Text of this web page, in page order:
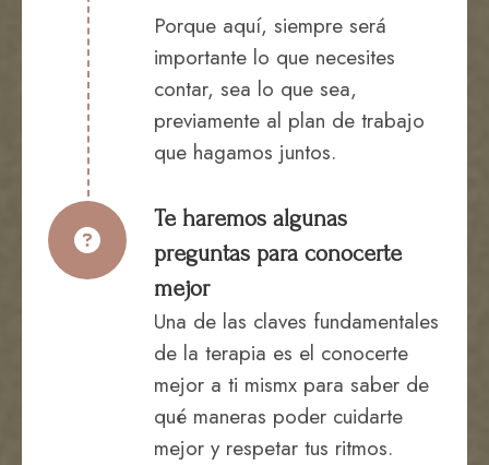
Porque aquí, siempre será
importante lo que necesites
contar, sea lo que sea,
previamente al plan de trabajo
que hagamos juntos.
Te haremos algunas
preguntas para conocerte
mejor
Una de las claves fundamentales
de la terapia es el conocerte
mejor a ti mismx para saber de
qué maneras poder cuidarte
mejor y respetar tus ritmos.